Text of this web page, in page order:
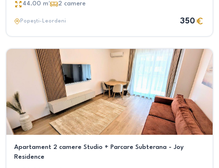
44.00 m² 2 camere
Popești-Leordeni 350
Apartament 2 camere Studio + Parcare Subterana - Joy
Residence